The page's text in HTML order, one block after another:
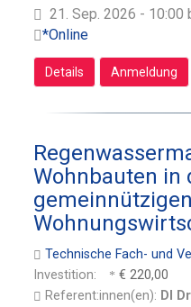
21. Sep. 2026 - 10:00
*Online
Details Anmeldung
Wohnbauten in
gemeinnützigen
Technische Fach- und
Investition:
€ 220,00
Referent:innen(en): DI